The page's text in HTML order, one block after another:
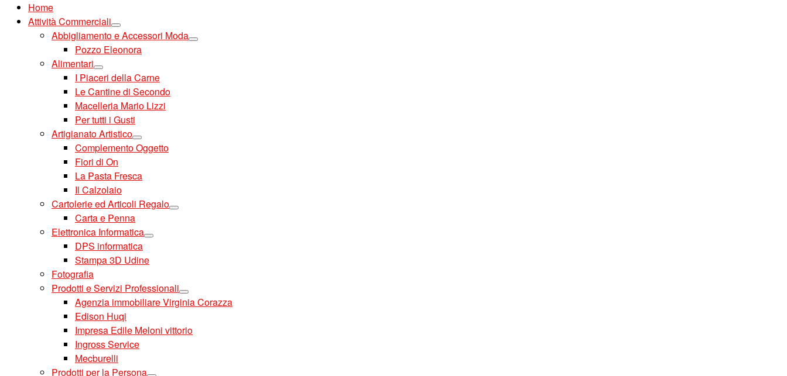
Home
Attività Commerciali
Abbigliamento e Accessori Moda
Pozzo Eleonora
Alimentari
I Piaceri della Carne
Le Cantine di Secondo
Macelleria Mario Lizzi
Per tutti i Gusti
Artigianato Artistico
Complemento Oggetto
Fiori di On
La Pasta Fresca
Il Calzolaio
Cartolerie ed Articoli Regalo
Carta e Penna
Elettronica Informatica
DPS informatica
Stampa 3D Udine
Fotografia
Prodotti e Servizi Professionali
Agenzia immobiliare Virginia Corazza
Edison Huqi
Impresa Edile Meloni vittorio
Ingross Service
Mecburelli
Prodotti per la Persona